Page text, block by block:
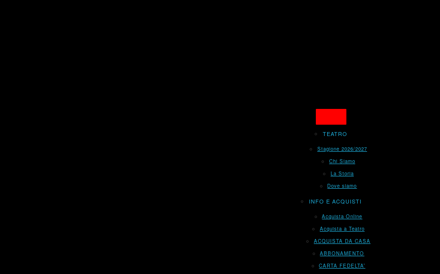
TEATRO
Stagione 2026/2027
Chi Siamo
La Storia
Dove siamo
INFO E ACQUISTI
Acquista Online
Acquista a Teatro
ACQUISTA DA CASA
ABBONAMENTO
CARTA FEDELTA’